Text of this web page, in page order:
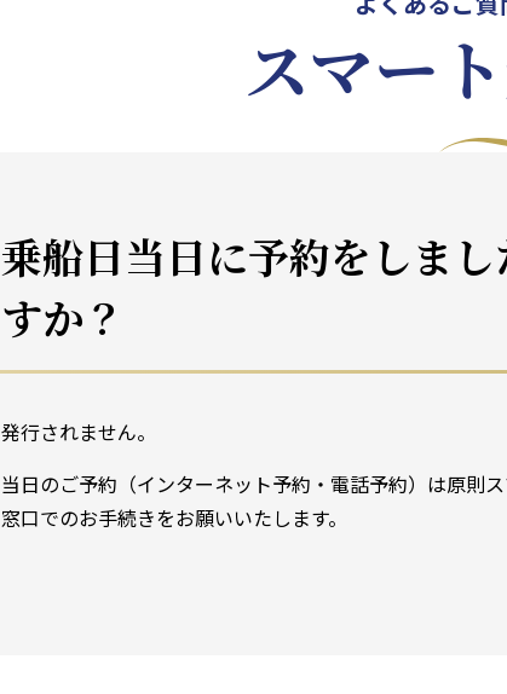
スマー
乗船日当日に予約をしま
すか？
発行されません。
当日のご予約（インターネット予約・電話予約）は原則ス
窓口でのお手続きをお願いいたします。